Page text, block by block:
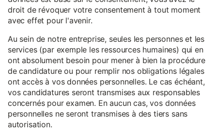
droit de révoquer votre consentement à tout moment
avec effet pour l'avenir.
Au sein de notre entreprise, seules les personnes et les
services (par exemple les ressources humaines) qui en
ont absolument besoin pour mener à bien la procédure
de candidature ou pour remplir nos obligations légales
ont accès à vos données personnelles. Le cas échéant,
vos candidatures seront transmises aux responsables
concernés pour examen. En aucun cas, vos données
personnelles ne seront transmises à des tiers sans
autorisation.